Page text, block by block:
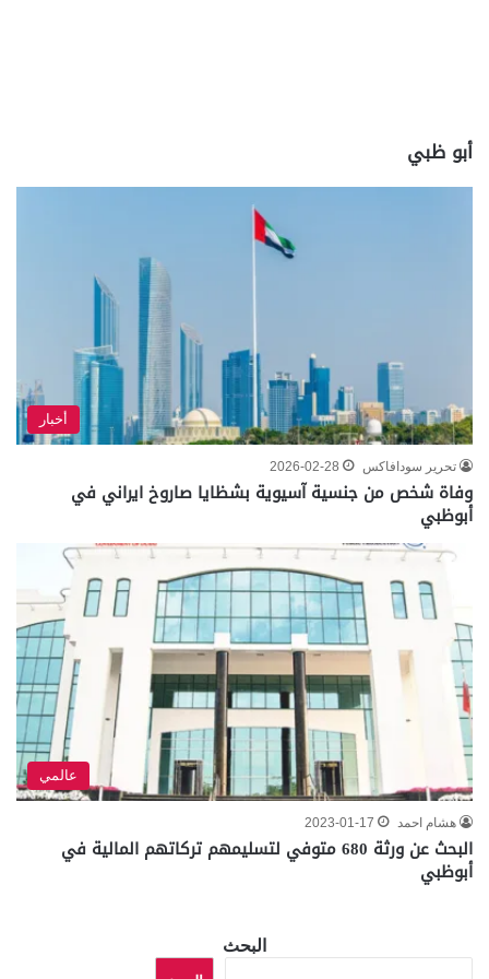
أبو ظبي
أخبار
تحرير سودافاكس 2026-02-28
وفاة شخص من جنسية آسيوية بشظايا صاروخ ايراني في
أبوظبي
عالمي
هشام احمد 2023-01-17
البحث عن ورثة 680 متوفي لتسليمهم تركاتهم المالية في
أبوظبي
البحث